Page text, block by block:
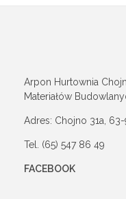
Arpon Hurtownia
Materiałów
Adres: Chojno 31a,
Tel. (65) 547 86 49
FACEBOOK